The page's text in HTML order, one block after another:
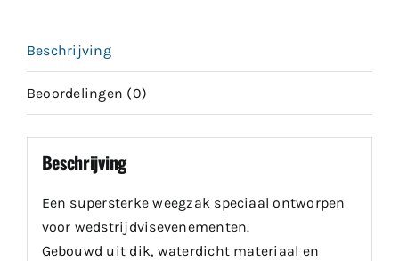
Beschrijving
Beoordelingen (0)
Beschrijving
Een supersterke weegzak speciaal ontworpen
voor wedstrijdvisevenementen.
Gebouwd uit dik, waterdicht materiaal en